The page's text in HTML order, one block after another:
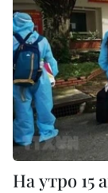
На утро 15